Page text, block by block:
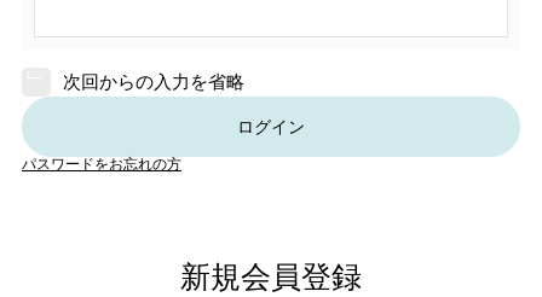
次回からの入力を省略
ログイン
パスワードをお忘れの方
新規会員登録